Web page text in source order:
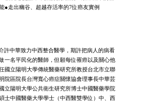
●走出幽谷、超越存活率的7位癌友實例
許中華致力中西整合醫學，期許把病人的病看
一名平民化的醫師，但願每位罹癌以及關心他
國立陽明大學傳統醫藥研究所教授台北市立聯
院區院長台灣寬心癌症關懷協會理事長中華芸
立陽明大學公共衛生研究所博士中國醫藥學院
士中國醫藥大學學士（中西醫雙學位）中、西